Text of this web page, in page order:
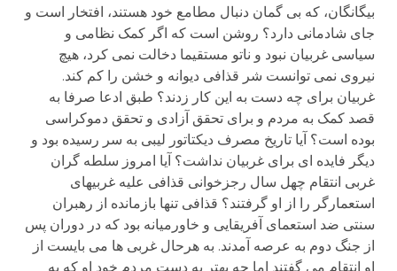
بیگانگان، که بی گمان دنبال مطامع خود هستند، افتخار است و
جای شادمانی دارد؟ روشن است که اگر کمک نظامی و
سیاسی غربیان نبود و ناتو مستقیما دخالت نمی کرد، هیچ
نیروی نمی توانست شر قذافی دیوانه و خشن را کم کند.
غربیان برای چه دست به این کار زدند؟ طبق ادعا صرفا به
قصد کمک به مردم و برای تحقق آزادی و تحقق دموکراسی
بوده است؟ آیا تاریخ مصرف دیکتاتور لیبی به سر رسیده بود و
دیگر فایده ای برای غربیان نداشت؟ آیا امروز سلطه گران
غربی انتقام چهل سال رجزخوانی قذافی علیه غربیهای
استعمارگر را از او گرفتند؟ قذافی تنها بازمانده از رهبران
سنتی ضد استعمای آفریقایی و خاورمیانه بود که در دوران پس
از جنگ دوم به عرصه آمدند. به هرحال غربی ها می بایست از
او انتقام می گفتند اما چه بهتر به دست مردم خود او که به